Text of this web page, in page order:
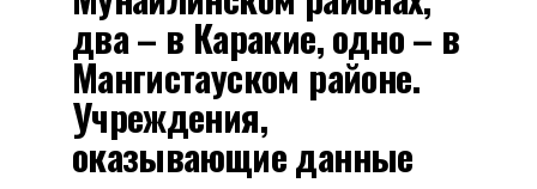
два – в Каракие, одно – в
Мангистауском районе.
Учреждения,
оказывающие данные